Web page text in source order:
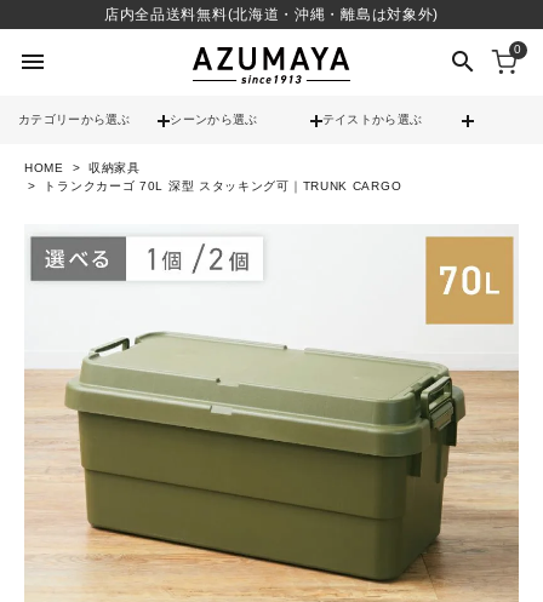
店内全品送料無料(北海道・沖縄・離島は対象外)
menu search 0
カテゴリーから選ぶ シーンから選ぶ テイストから選ぶ
check 送料無料
check 12時までのご注文で当日出荷
※営業日(平日)に限る
contact_support よくある質問
call 052-241-3103
schedule
HOME
収納家具
トランクカーゴ 70L 深型 スタッキング可｜TRUNK CARGO